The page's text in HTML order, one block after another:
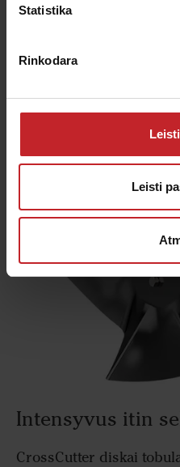
Statistika
Rinkodara
Leisti
Intensyvus itin
CrossCutter diskai